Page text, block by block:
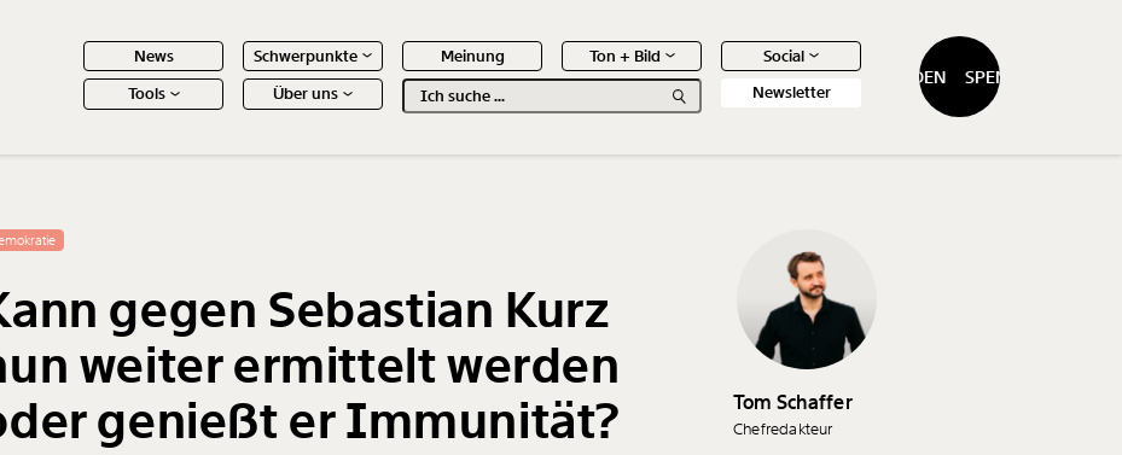
News Schwerpunkte Meinung Ton + Bild
Social
Tools
Über uns Newsletter
SPENDEN SPENDEN
Inhalte
Artikel
gegen Sebastian Kurz
weiter ermittelt werden
genießt er Immunität?
Tom Schaffer
Chefredakteur